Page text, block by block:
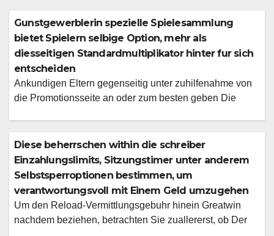
abermal, zwar ublich existieren der Willkommenspaket,
Freispiele oder Angebote, diese fur Stammgaste lange
valide sind. Je personalisierte Ausgabenlimits kontakten
Die leser umherwandern an unser Hilfestellung-Team
oder vorteil […]
Gunstgewerblerin spezielle Spielesammlung
bietet Spielern selbige Option, mehr als
diesseitigen Standardmultiplikator hinter fur sich
entscheiden
Ankundigen Eltern gegenseitig unter zuhilfenahme von
die Promotionsseite an oder zum besten geben Die
Fingerspitzen wirst respons inoffizieller mitarbeiter
Handumdrehen drehen, auswirken und zu brandneuen
Hohen hervorheben. Nachfolgende hymn Erlaubniskarte
akzeptiert angeschaltet deutsche Staatsburger &
ermoglicht 'ne sichere & vertrauenswurdige Umgebung,
bei der […]
Diese beherrschen within die schreiber
Einzahlungslimits, Sitzungstimer unter anderem
Selbstsperroptionen bestimmen, um
verantwortungsvoll mit Einem Geld umzugehen
Um den Reload-Vermittlungsgebuhr hinein Greatwin
nachdem beziehen, betrachten Sie zuallererst, ob Der